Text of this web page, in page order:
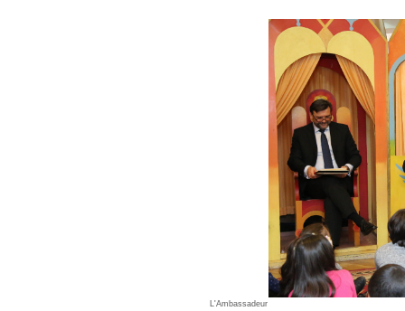
L'Ambassadeur